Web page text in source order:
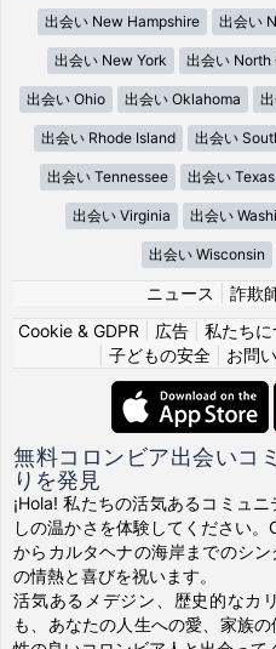
出会い New Hampshire 出会い
出会い New York 出会い North
出会い Ohio 出会い Oklahoma
出会い Rhode Island 出会い
出会い Tennessee 出会い Texas
出会い Virginia 出会い
出会い Wisconsin
ニュース 詐欺
Cookie & GDPR
広告 私たちに
子どもの安全| お問
無料コロンビア出会いコ
りを発見
¡Hola! 私たちの活気あるコミュ
しの温かさを体験してください
からカルタヘナの海岸までのシ
の情熱と喜びを祝います。
活気あるメデジン、歴史的なカ
も、あなたの人生への愛、家族